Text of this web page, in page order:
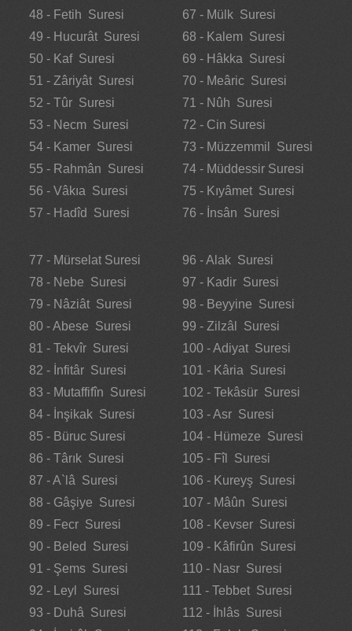
48 - Fetih Suresi
49 - Hucurât Suresi
50 - Kaf Suresi
51 - Zâriyât Suresi
52 - Tûr Suresi
53 - Necm Suresi
54 - Kamer Suresi
55 - Rahmân Suresi
56 - Vâkıa Suresi
57 - Hadîd Suresi
67 - Mülk Suresi
68 - Kalem Suresi
69 - Hâkka Suresi
70 - Meâric Suresi
71 - Nûh Suresi
72 - Cin Suresi
73 - Müzzemmil Suresi
74 - Müddessir Suresi
75 - Kıyâmet Suresi
76 - İnsân Suresi
77 - Mürselat Suresi
78 - Nebe Suresi
79 - Nâziât Suresi
80 - Abese Suresi
81 - Tekvîr Suresi
82 - İnfitâr Suresi
83 - Mutaffifîn Suresi
84 - İnşikak Suresi
85 - Büruc Suresi
86 - Târık Suresi
87 - A`lâ Suresi
88 - Gâşiye Suresi
89 - Fecr Suresi
90 - Beled Suresi
91 - Şems Suresi
92 - Leyl Suresi
93 - Duhâ Suresi
96 - Alak Suresi
97 - Kadir Suresi
98 - Beyyine Suresi
99 - Zilzâl Suresi
100 - Adiyat Suresi
101 - Kâria Suresi
102 - Tekâsür Suresi
103 - Asr Suresi
104 - Hümeze Suresi
105 - Fîl Suresi
106 - Kureyş Suresi
107 - Mâûn Suresi
108 - Kevser Suresi
109 - Kâfirûn Suresi
110 - Nasr Suresi
111 - Tebbet Suresi
112 - İhlâs Suresi